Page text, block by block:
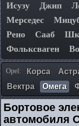
Исузу
Джип
Мерседес
Рено
Сааб
Фольксваген
Opel: Корса
Вектра
Омега
Бортовое
автомобиля